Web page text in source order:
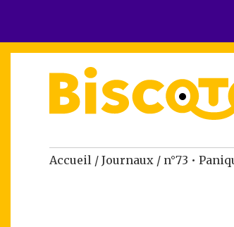
Accueil / Journaux / n°73 •